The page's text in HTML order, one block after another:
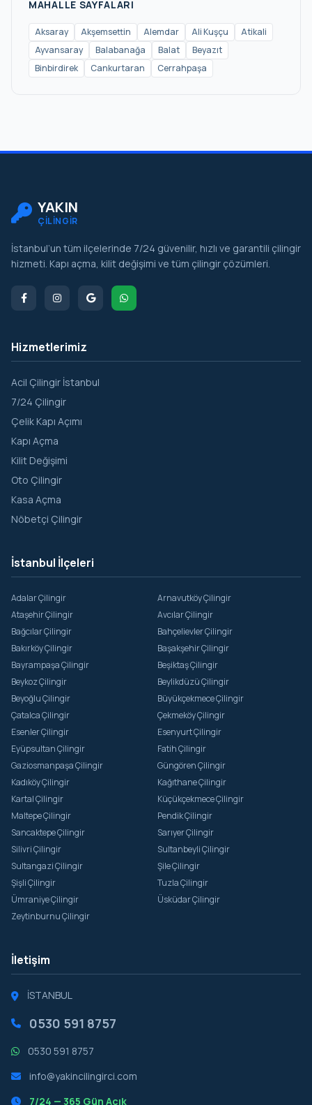
Kocamustafapaşa
Küçük Ayasofya
Mercan
Mesihpaşa
Mimar Kemalettin
Molla Gürani
Muhsine Hatun
Rüstempaşa
Sultan Ahmet
Sururi
Süleymaniye
Sümbül Efendi
Şehremini
Tahtakale
Taya Hatun
Yavuz Sinan
Yavuz Sultan Selim
Yedikule
Zeyrek
MAHALLE SAYFALARI
Aksaray Akşemsettin Alemdar Ali Kuşçu
Atikali
Ayvansaray
Balabanağa Balat
Beyazıt
Binbirdirek
Cankurtaran Cerrahpaşa
YAKIN
ÇİLİNGİR
İstanbul’un tüm ilçelerinde 7/24 güvenilir, hızlı ve garantili çilingir
hizmeti. Kapı açma, kilit değişimi ve tüm çilingir çözümleri.
Hizmetlerimiz
Acil Çilingir İstanbul
7/24 Çilingir
Çelik Kapı Açımı
Kapı Açma
Kilit Değişimi
Oto Çilingir
Kasa Açma
Nöbetçi Çilingir
İstanbul İlçeleri
Adalar Çilingir
Arnavutköy Çilingir
Ataşehir Çilingir
Avcılar Çilingir
Bağcılar Çilingir
Bahçelievler Çilingir
Bakırköy Çilingir
Başakşehir Çilingir
Bayrampaşa Çilingir
Beşiktaş Çilingir
Beykoz Çilingir
Beylikdüzü Çilingir
Beyoğlu Çilingir
Büyükçekmece Çilingir
Çatalca Çilingir
Çekmeköy Çilingir
Esenler Çilingir
Esenyurt Çilingir
Eyüpsultan Çilingir
Fatih Çilingir
Gaziosmanpaşa Çilingir
Güngören Çilingir
Kadıköy Çilingir
Kağıthane Çilingir
Kartal Çilingir
Küçükçekmece Çilingir
Maltepe Çilingir
Pendik Çilingir
Sancaktepe Çilingir
Sarıyer Çilingir
Silivri Çilingir
Sultanbeyli Çilingir
Sultangazi Çilingir
Şile Çilingir
Şişli Çilingir
Tuzla Çilingir
Ümraniye Çilingir
Üsküdar Çilingir
Zeytinburnu Çilingir
İletişim
İSTANBUL
0530 591 8757
0530 591 8757
info@yakincilingirci.com
7/24 — 365 Gün Açık